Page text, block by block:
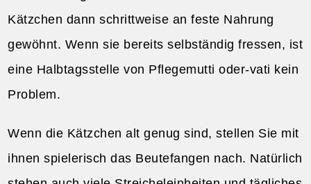
Kätzchen dann schrittweise an feste Nahrung
gewöhnt. Wenn sie bereits selbständig fressen, ist
eine Halbtagsstelle von Pflegemutti oder-vati kein
Problem.
Wenn die Kätzchen alt genug sind, stellen Sie mit
ihnen spielerisch das Beutefangen nach. Natürlich